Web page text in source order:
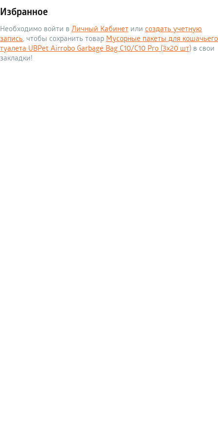
Избранное
Необходимо войти в Личный Кабинет или создать учетную
запись, чтобы сохранить товар Мусорные пакеты для кошачьего
туалета UBPet Airrobo Garbage Bag C10/C10 Pro (3х20 шт) в свои
закладки!